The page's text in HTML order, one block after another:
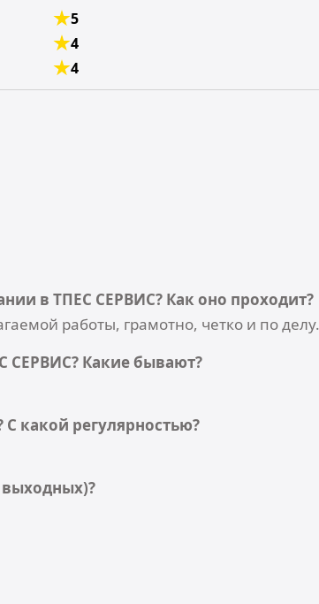
5
4
4
в ТПЕС СЕРВИС? Как оно проходит?
работы, грамотно, четко и по делу.
СЕРВИС? Какие бывают?
какой регулярностью?